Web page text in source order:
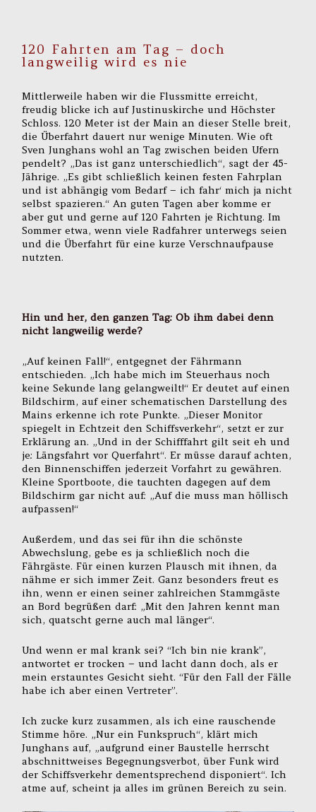
120 Fahrten am Tag – doch
langweilig wird es nie
Mittlerweile haben wir die Flussmitte erreicht,
freudig blicke ich auf Justinuskirche und Höchster
Schloss. 120 Meter ist der Main an dieser Stelle breit,
die Überfahrt dauert nur wenige Minuten. Wie oft
Sven Junghans wohl an Tag zwischen beiden Ufern
pendelt? „Das ist ganz unterschiedlich“, sagt der 45-
Jährige. „Es gibt schließlich keinen festen Fahrplan
und ist abhängig vom Bedarf – ich fahr‘ mich ja nicht
selbst spazieren.“ An guten Tagen aber komme er
aber gut und gerne auf 120 Fahrten je Richtung. Im
Sommer etwa, wenn viele Radfahrer unterwegs seien
und die Überfahrt für eine kurze Verschnaufpause
nutzten.
Hin und her, den ganzen Tag: Ob ihm dabei denn
nicht langweilig werde?
„Auf keinen Fall!“, entgegnet der Fährmann
entschieden. „Ich habe mich im Steuerhaus noch
keine Sekunde lang gelangweilt!“ Er deutet auf einen
Bildschirm, auf einer schematischen Darstellung des
Mains erkenne ich rote Punkte. „Dieser Monitor
spiegelt in Echtzeit den Schiffsverkehr“, setzt er zur
Erklärung an. „Und in der Schifffahrt gilt seit eh und
je: Längsfahrt vor Querfahrt“. Er müsse darauf achten,
den Binnenschiffen jederzeit Vorfahrt zu gewähren.
Kleine Sportboote, die tauchten dagegen auf dem
Bildschirm gar nicht auf: „Auf die muss man höllisch
aufpassen!“
Außerdem, und das sei für ihn die schönste
Abwechslung, gebe es ja schließlich noch die
Fährgäste. Für einen kurzen Plausch mit ihnen, da
nähme er sich immer Zeit. Ganz besonders freut es
ihn, wenn er einen seiner zahlreichen Stammgäste
an Bord begrüßen darf: „Mit den Jahren kennt man
sich, quatscht gerne auch mal länger“.
Und wenn er mal krank sei? “Ich bin nie krank”,
antwortet er trocken – und lacht dann doch, als er
mein erstauntes Gesicht sieht. “Für den Fall der Fälle
habe ich aber einen Vertreter”.
Ich zucke kurz zusammen, als ich eine rauschende
Stimme höre. „Nur ein Funkspruch“, klärt mich
Junghans auf, „aufgrund einer Baustelle herrscht
abschnittweises Begegnungsverbot, über Funk wird
der Schiffsverkehr dementsprechend disponiert“. Ich
atme auf, scheint ja alles im grünen Bereich zu sein.